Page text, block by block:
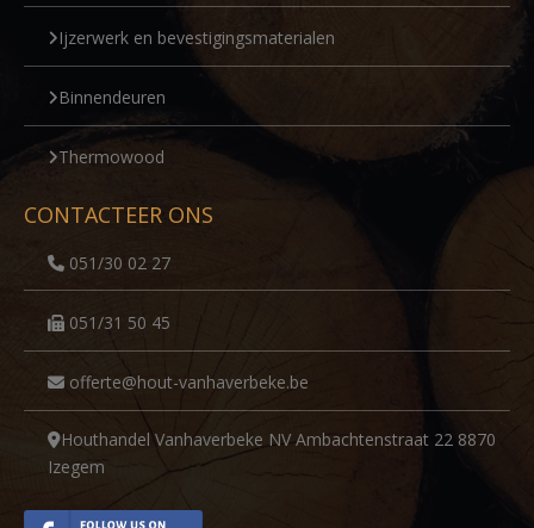
Ijzerwerk en bevestigingsmaterialen
Binnendeuren
Thermowood
CONTACTEER ONS
051/30 02 27
051/31 50 45
offerte@hout-vanhaverbeke.be
Houthandel Vanhaverbeke NV Ambachtenstraat 22 8870
Izegem